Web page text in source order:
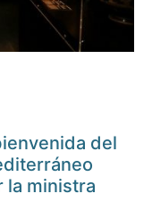
del
la ministra